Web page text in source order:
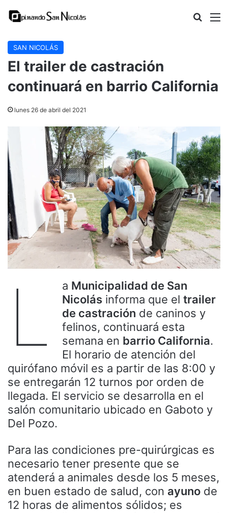
Buscar
SAN NICOLÁS
El trailer de castración
continuará en barrio California
lunes 26 de abril del 2021
L a Municipalidad de San
Nicolás informa que el trailer
de castración de caninos y
felinos, continuará esta
semana en barrio California.
El horario de atención del
quirófano móvil es a partir de las 8:00 y
se entregarán 12 turnos por orden de
llegada. El servicio se desarrolla en el
salón comunitario ubicado en Gaboto y
Del Pozo.
Para las condiciones pre-quirúrgicas es
necesario tener presente que se
atenderá a animales desde los 5 meses,
en buen estado de salud, con ayuno de
12 horas de alimentos sólidos; es